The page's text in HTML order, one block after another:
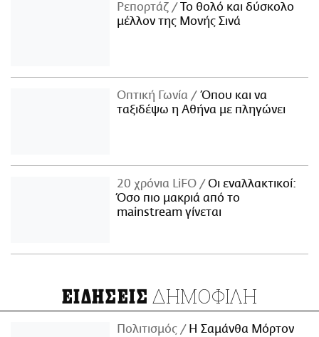
Ρεπορτάζ
Το θολό και δύσκολο
μέλλον της Μονής Σινά
Οπτική Γωνία
Όπου και να
ταξιδέψω η Αθήνα με πληγώνει
20 χρόνια LiFO
Οι εναλλακτικοί:
Όσο πιο μακριά από το
mainstream γίνεται
ΕΙΔΗΣΕΙΣ ΔΗΜΟΦΙΛΗ
Πολιτισμός Η Σαμάνθα Μόρτον